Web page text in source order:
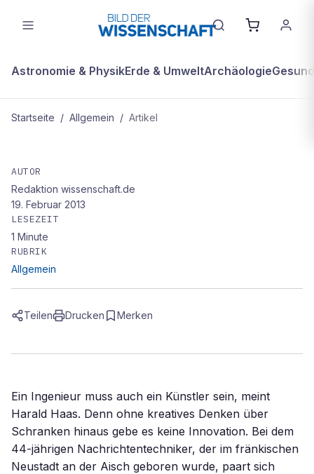
Astronomie & PhysikErde & UmweltArchäologie
Startseite / Allgemein / Artikel
Harald Haas
AUTOR
Redaktion wissenschaft.de
19. Februar 2013
LESEZEIT
1 Minute
RUBRIK
Allgemein
Teilen Drucken Merken
Ein Ingenieur muss auch ein Künstler sein, meint
Harald Haas. Denn ohne kreatives Denken über
Schranken hinaus gebe es keine Innovation. Bei dem
44-jährigen Nachrichtentechniker, der im fränkischen
Neustadt an der Aisch geboren wurde, paart sich